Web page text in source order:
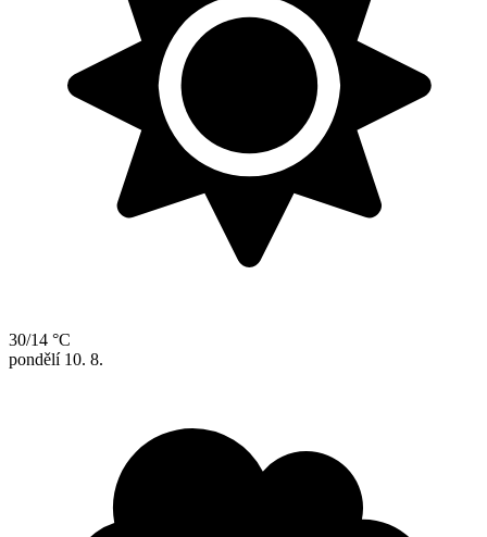
30/14 °C
pondělí 10. 8.